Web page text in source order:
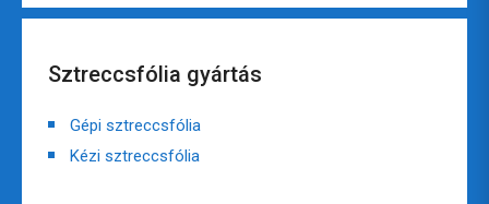
Sztreccsfólia gyártás
Gépi sztreccsfólia
Kézi sztreccsfólia